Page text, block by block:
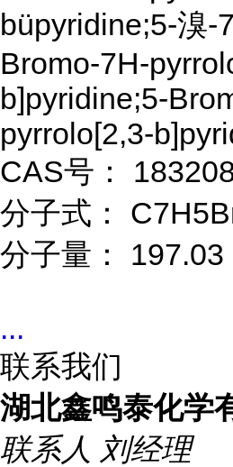
büpyridine;5-溴-
Bromo-7H-
b]pyridine;5-
pyrrolo[2,3-
CAS号：
分子式：
分子量： 197.03
...
联系我们
湖北鑫鸣泰化学
联系人 刘经理